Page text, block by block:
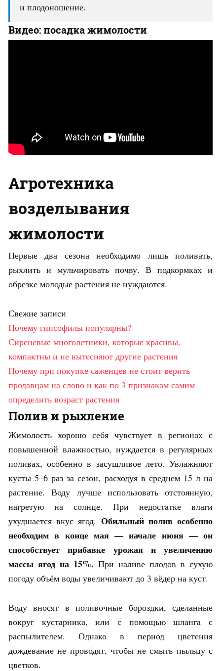
и плодоношение.
Видео: посадка жимолости
Агротехника
возделывания
жимолости
Первые два сезона необходимо лишь поливать,
рыхлить и мульчировать почву. В подкормках и
обрезке молодые растения не нуждаются.
Свежие записи
Почему гипсофилы популярны?
Сиреневые многолетники, которые красивы,
компактны и не вытесняют другие растения
Почему при покупке саженцев не стоит верить
продавцам на слово и как по 3 признакам самим
определить возраст растения
Полив и рыхление
Жимолость хорошо себя чувствует в регионах с
повышенной влажностью, нуждается в регулярных
поливах, особенно в засушливое лето. Увлажняют
кусты 5–6 раз за сезон, расходуя в среднем 15 л на
растение. Воду лучше использовать отстоянную,
нагретую на солнце. При недостатке влаги
ухудшается вкус ягод. Обильный полив особенно
необходим в конце мая — начале июня — он
способствует прибавке урожая и увеличению
массы ягод на 15%. При наливе плодов в сухую
погоду объём воды увеличивают до 3 вёдер на куст.
Воду вносят в поливочные бороздки, сделанные
вокруг кустарника, или с помощью шланга с
распылителем. Однако в период цветения
дождевание не проводят, чтобы не смыть пыльцу с
цветков.